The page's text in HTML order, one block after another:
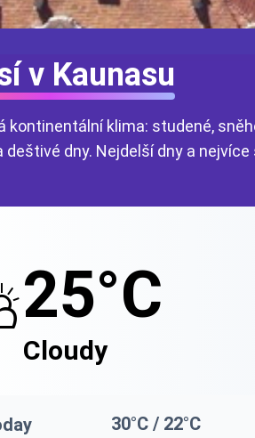
v Kaunasu
kontinentální klima: studené,
deštivé dny. Nejdelší dny a
25°C
Cloudy
30°C / 22°C